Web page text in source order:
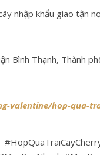
nhập khẩu giao tận
Bình Thạnh, Thành
valentine/hop-qua-